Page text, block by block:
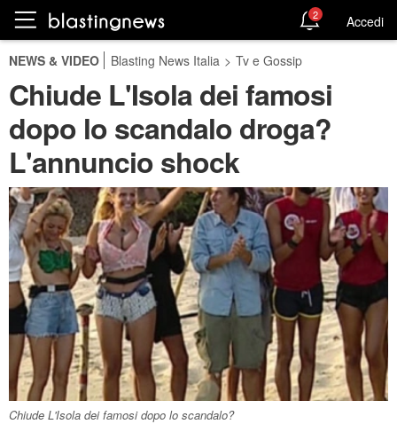
2 Accedi
NEWS & VIDEO Blasting News Italia > Tv e Gossip
Chiude L'Isola dei famosi
dopo lo scandalo droga?
L'annuncio shock
Chiude L'Isola dei famosi dopo lo scandalo?